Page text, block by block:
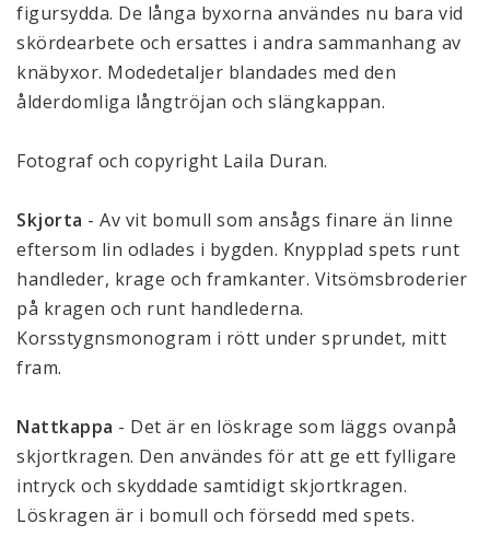
figursydda. De långa byxorna användes nu bara vid
skördearbete och ersattes i andra sammanhang av
knäbyxor. Modedetaljer blandades med den
ålderdomliga långtröjan och slängkappan.
Fotograf och copyright Laila Duran.
Skjorta - Av vit bomull som ansågs finare än linne
eftersom lin odlades i bygden. Knypplad spets runt
handleder, krage och framkanter. Vitsömsbroderier
på kragen och runt handlederna.
Korsstygnsmonogram i rött under sprundet, mitt
fram.
Nattkappa - Det är en löskrage som läggs ovanpå
skjortkragen. Den användes för att ge ett fylligare
intryck och skyddade samtidigt skjortkragen.
Löskragen är i bomull och försedd med spets.